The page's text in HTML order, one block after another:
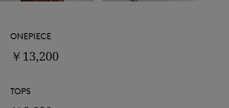
ONEPIECE
￥13,200
TOPS